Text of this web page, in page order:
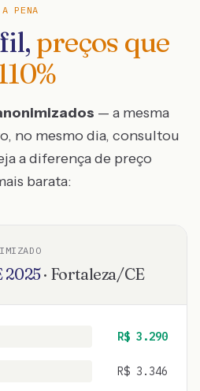
A PENA
preços que
%
— a mesma
no mesmo dia, consultou
a diferença de preço
barata:
2025· Fortaleza/CE
R$ 3.290
R$ 3.346